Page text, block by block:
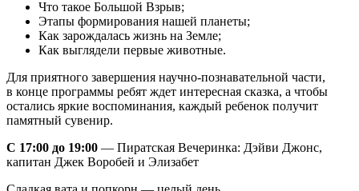
Что такое Большой Взрыв;
Этапы формирования нашей планеты;
Как зарождалась жизнь на Земле;
Как выглядели первые животные.
Для приятного завершения научно-познавательной части,
в конце программы ребят ждет интересная сказка, а чтобы
остались яркие воспоминания, каждый ребенок получит
памятный сувенир.
С 17:00 до 19:00 — Пиратская Вечеринка: Дэйви Джонс,
капитан Джек Воробей и Элизабет